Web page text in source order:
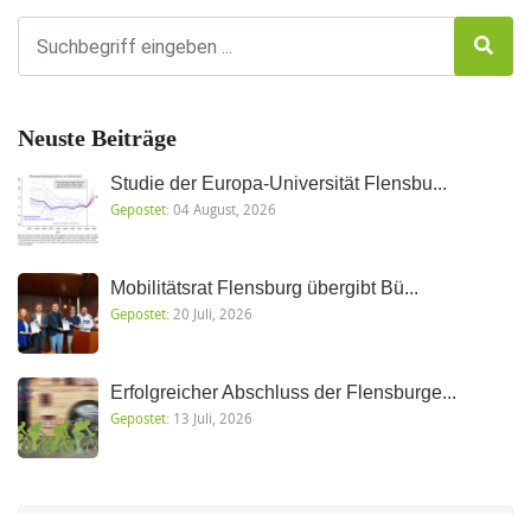
Neuste Beiträge
Studie der Europa-Universität Flensbu...
Gepostet:04 August, 2026
Mobilitätsrat Flensburg übergibt Bü...
Gepostet: 20 Juli, 2026
Erfolgreicher Abschluss der Flensburge...
Gepostet: 13 Juli, 2026